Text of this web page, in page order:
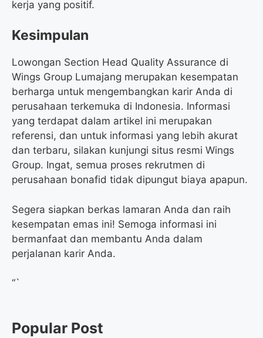
kerja yang positif.
Kesimpulan
Lowongan Section Head Quality Assurance di
Wings Group Lumajang merupakan kesempatan
berharga untuk mengembangkan karir Anda di
perusahaan terkemuka di Indonesia. Informasi
yang terdapat dalam artikel ini merupakan
referensi, dan untuk informasi yang lebih akurat
dan terbaru, silakan kunjungi situs resmi Wings
Group. Ingat, semua proses rekrutmen di
perusahaan bonafid tidak dipungut biaya apapun.
Segera siapkan berkas lamaran Anda dan raih
kesempatan emas ini! Semoga informasi ini
bermanfaat dan membantu Anda dalam
perjalanan karir Anda.
“`
Popular Post